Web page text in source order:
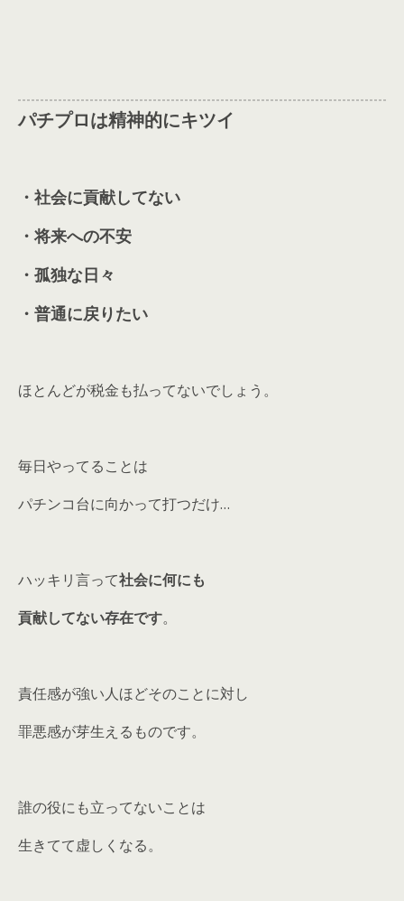
パチプロは精神的にキツイ
・社会に貢献してない
・将来への不安
・孤独な日々
・普通に戻りたい
ほとんどが税金も払ってないでしょう。
毎日やってることは
パチンコ台に向かって打つだけ…
ハッキリ言って社会に何にも
貢献してない存在です。
責任感が強い人ほどそのことに対し
罪悪感が芽生えるものです。
誰の役にも立ってないことは
生きてて虚しくなる。